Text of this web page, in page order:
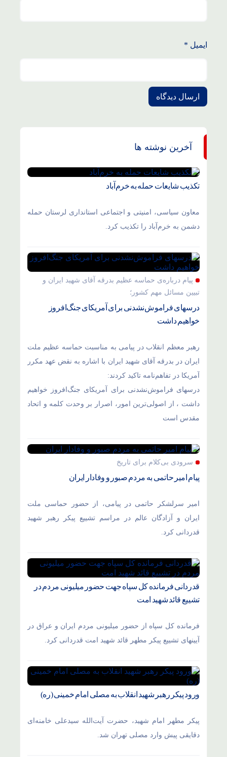
ایمیل *
آخرین نوشته ها
تکذیب شایعات حمله به خرم‌آباد
معاون سیاسی، امنیتی و اجتماعی استانداری لرستان حمله
دشمن به خرم‌آباد را تکذیب کرد.
پیام درباره‌ی حماسه عظیم بدرقه آقای شهید ایران و
تبیین مسائل مهم کشور؛
درسهای فراموش‌نشدنی برای آمریکای جنگ‌افروز
خواهیم داشت
رهبر معظم انقلاب در پیامی به مناسبت حماسه عظیم ملت
ایران در بدرقه آقای شهید ایران با اشاره به نقض عهد مکرر
آمریکا در تفاهم‌نامه تاکید کردند:
درسهای فراموش‌نشدنی برای آمریکای جنگ‌افروز خواهیم
داشت ، از اصولی‌ترین امور، اصرار بر وحدت کلمه و اتحاد
مقدس است
سرودی بی‌کلام برای تاریخ
پیام امیر حاتمی به مردم صبور و وفادار ایران
امیر سرلشکر حاتمی در پیامی، از حضور حماسی ملت
ایران و آزادگان عالم در مراسم تشییع پیکر رهبر شهید
قدردانی کرد.
قدردانی فرمانده کل سپاه جهت حضور میلیونی مردم در
تشییع قائد شهید امت
فرمانده کل سپاه از حضور میلیونی مردم ایران و عراق در
آیینهای تشییع پیکر مطهر قائد شهید امت قدردانی کرد.
ورود پیکر رهبر شهید انقلاب به مصلی امام خمینی (ره)
پیکر مطهر امام شهید،‌ حضرت آیت‌الله سیدعلی خامنه‌ای
دقایقی پیش وارد مصلی تهران شد.